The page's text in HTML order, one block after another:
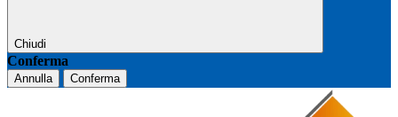
Chiudi
Conferma
Annulla Conferma